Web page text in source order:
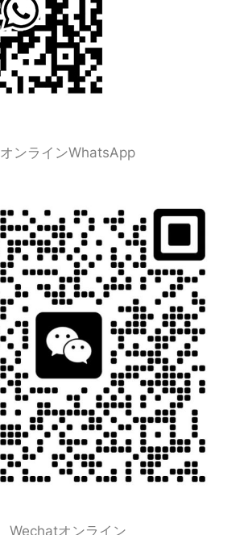
オンラインWhatsApp
Wechatオンライン